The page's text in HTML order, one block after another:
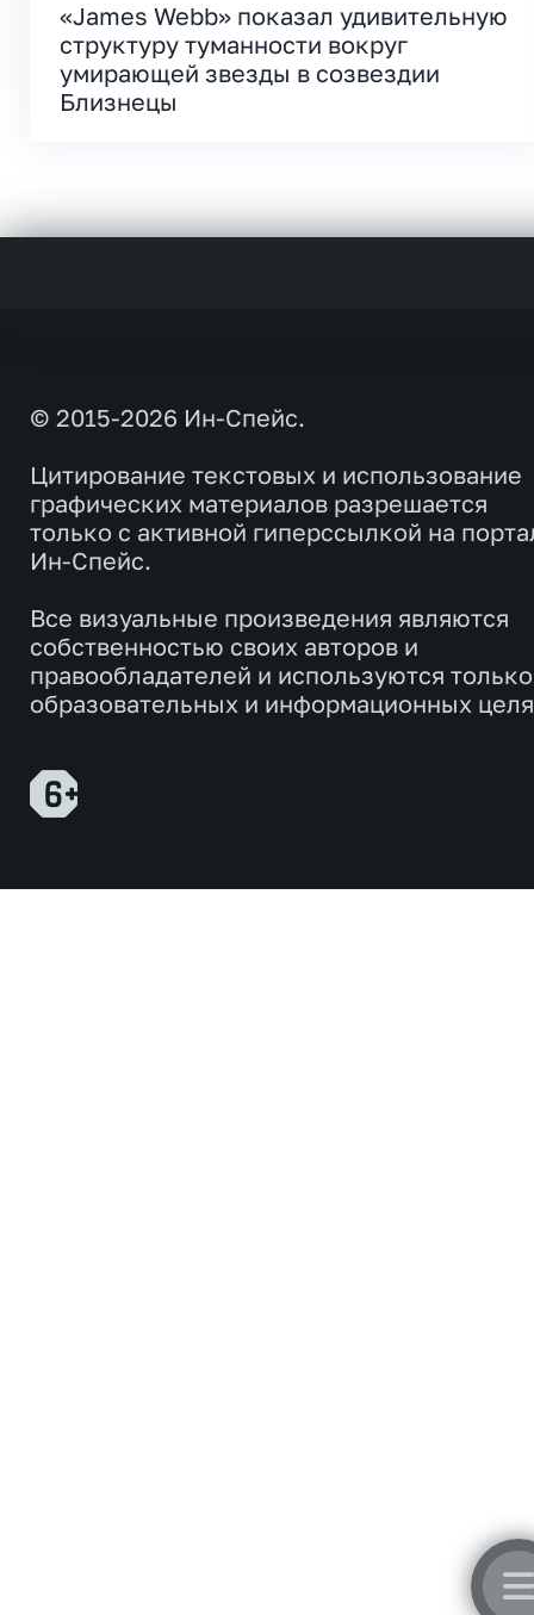
«James Webb» показал удивительную
структуру туманности вокруг
умирающей звезды в созвездии
Близнецы
© 2015-2026 Ин-Спейс.
Цитирование текстовых и использование
графических материалов разрешается
только с активной гиперссылкой на
Ин-Спейс.
Все визуальные произведения являются
собственностью своих авторов и
правообладателей и используются
образовательных и информационных